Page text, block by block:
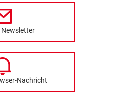
Newsletter
Nachricht